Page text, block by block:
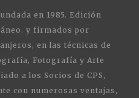
en 1985. Edición
y firmados por
en las técnicas de
Fotografía y Arte
a los Socios de CPS,
con numerosas ventajas,